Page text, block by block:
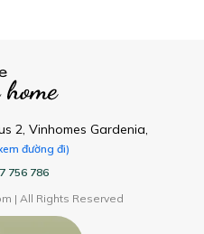
2, Vinhomes Gardenia,
đường đi)
756 786
| All Rights Reserved